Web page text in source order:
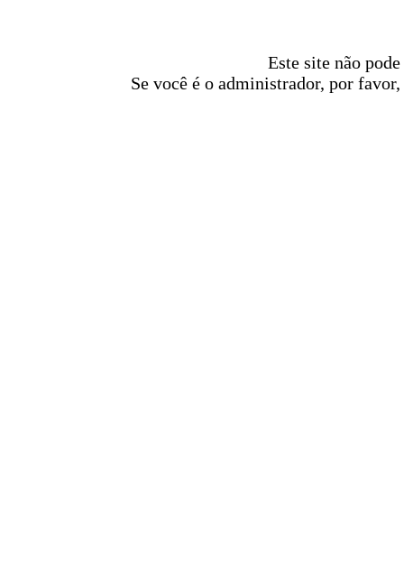
Este site não
Se você é o administrador, por